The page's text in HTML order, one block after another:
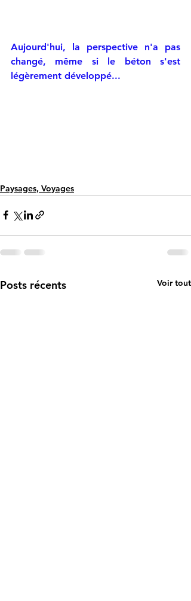
Aujourd'hui, la perspective n'a pas
changé, même si le béton s'est
légèrement développé...
Paysages, Voyages
Posts récents Voir tout